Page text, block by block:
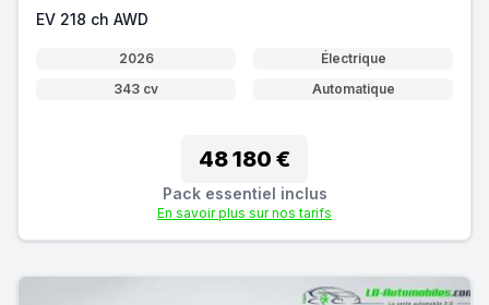
EV 218 ch AWD
2026
Électrique
343 cv
Automatique
48 180 €
Pack essentiel inclus
En savoir plus sur nos tarifs